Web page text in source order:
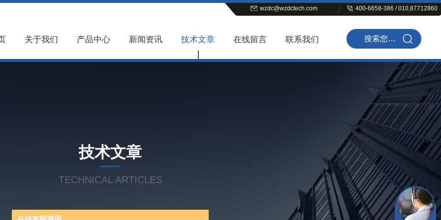
wzdc@wzdctech.com 400-6658-386 / 010,87712860
关于我们 产品中心 新闻资讯 技术文章 在线留言 联系我们
技术文章
TECHNICAL ARTICLES